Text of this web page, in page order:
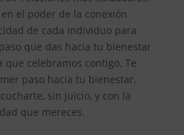
el poder de la conexión
de cada individuo para
que das hacia tu bienestar
que celebramos contigo. Te
paso hacia tu bienestar.
sin juicio, y con la
que mereces.